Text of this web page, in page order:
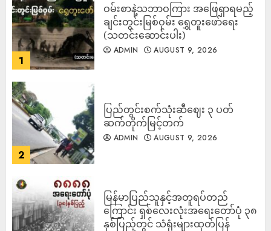
1
ဝမ်းစာနဲ့သဘာဝကြား အဖြေရှာရမည့်
ချင်းတွင်းမြစ်ဝှမ်း ရွှေတူးဖော်ရေး
(သတင်းဆောင်းပါး)
ADMIN AUGUST 9, 2026
2
ပြည်တွင်းစက်သုံးဆီဈေး ၃ ပတ်
ဆက်တိုက်မြင့်တက်
ADMIN AUGUST 9, 2026
မြန်မာပြည်သူနှင့်အတူရပ်တည်
ကြောင်း ရှစ်လေးလုံးအရေးတော်ပုံ ၃၈
နှစ်ပြည့်တွင် သံရုံးများထုတ်ပြန်